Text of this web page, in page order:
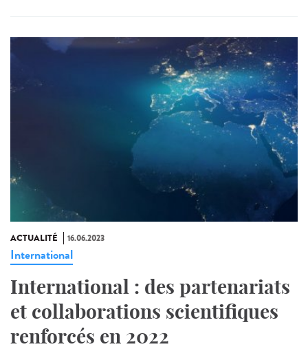
ACTUALITÉ 16.06.2023
International
International : des partenariats
et collaborations scientifiques
renforcés en 2022